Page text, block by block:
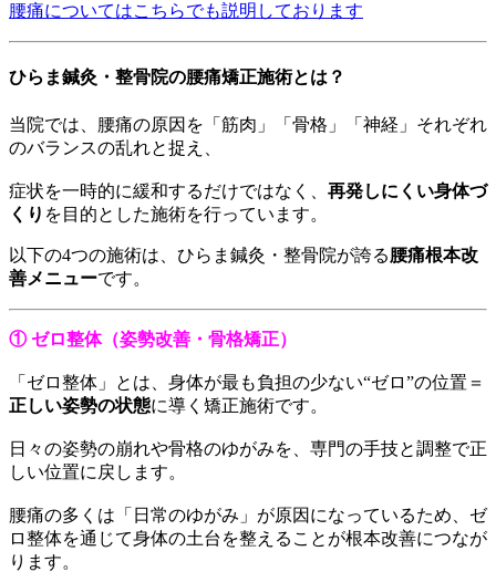
腰痛についてはこちらでも説明しております
ひらま鍼灸・整骨院の腰痛矯正施術とは？
当院では、腰痛の原因を「筋肉」「骨格」「神経」それぞれ
のバランスの乱れと捉え、
症状を一時的に緩和するだけではなく、 再発しにくい身体づ
くり を目的とした施術を行っています。
以下の4つの施術は、ひらま鍼灸・整骨院が誇る腰痛根本改
善メニューです。
① ゼロ整体（姿勢改善・骨格矯正）
「ゼロ整体」とは、身体が最も負担の少ない“ゼロ”の位置＝
正しい姿勢の状態に導く矯正施術です。
日々の姿勢の崩れや骨格のゆがみを、専門の手技と調整で正
しい位置に戻します。
腰痛の多くは「日常のゆがみ」が原因になっているため、ゼ
ロ整体を通じて身体の土台を整えることが根本改善につなが
ります。